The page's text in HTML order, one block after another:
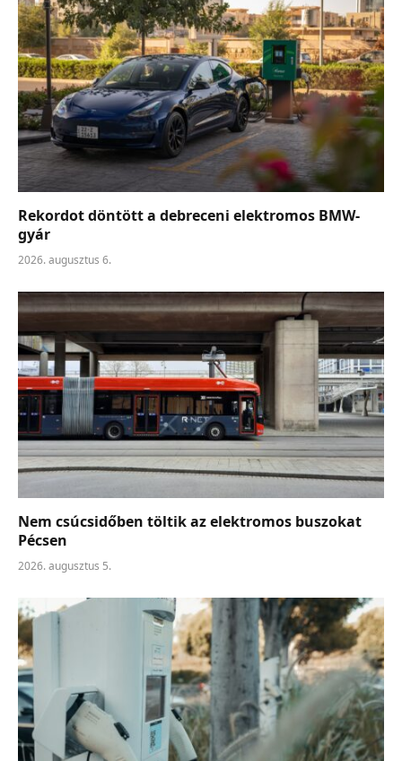
Rekordot döntött a debreceni elektromos BMW-
gyár
2026. augusztus 6.
Nem csúcsidőben töltik az elektromos buszokat
Pécsen
2026. augusztus 5.